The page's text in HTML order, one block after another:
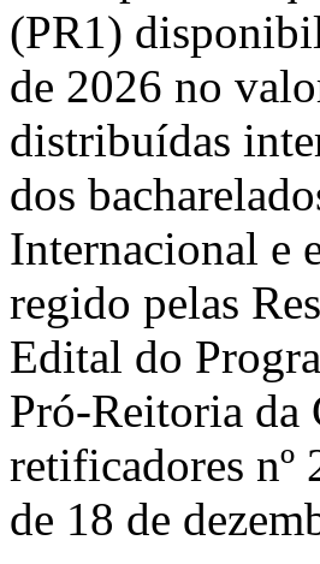
(PR1)
de 2026 no
distribuídas
dos
Internacional e
regido pelas
Edital do
Pró-Reitoria da
retificadores nº
de 18 de